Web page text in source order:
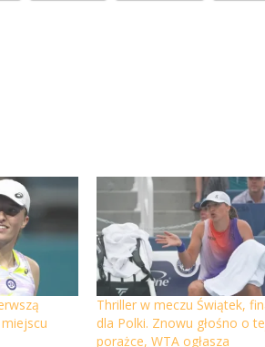
Thriller w meczu Świątek,
dla Polki. Znowu głośno o
porażce, WTA ogłasza